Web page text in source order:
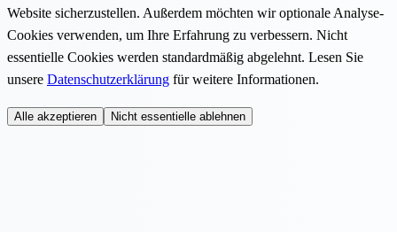
Website sicherzustellen. Außerdem möchten wir optionale Analyse-
Cookies verwenden, um Ihre Erfahrung zu verbessern. Nicht
essentielle Cookies werden standardmäßig abgelehnt. Lesen Sie
unsere Datenschutzerklärung für weitere Informationen.
Alle akzeptieren Nicht essentielle ablehnen